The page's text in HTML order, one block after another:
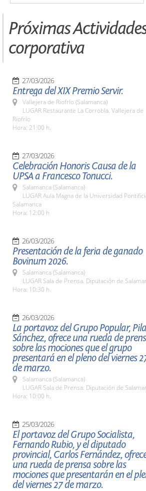
Próximas
corporativa
27/03/2026
Entrega del XIX Premio Servir.
Vallejera de Riofrío (Salamanca)
LUGAR Restaurante La Corrobla. Vallejera de
Riofrío
Hora: 21:00 h.
27/03/2026
Celebración Honoris Causa de la
UPSA a Francesco Tonucci.
Salamanca (Salamanca)
LUGAR Aula Magna de la Universidad
Salamanca
Hora: 12:00 h
26/03/2026
Presentación de la feria de ganado
Bovinum 2026.
Salamanca (Salamanca)
LUGAR Sala de Prensa. Diputación de
Hora: 10:30 h.
26/03/2026
La portavoz del Grupo Popular,
Sánchez, ofrece una rueda de
sobre las mociones que el grupo
presentará en el pleno del viernes
de marzo.
Salamanca (Salamanca)
LUGAR Sala de Prensa. Diputación de
Hora: 10:00 h.
25/03/2026
El portavoz del Grupo Socialista,
Fernando Rubio, y el diputado
provincial, Carlos Fernández,
una rueda de prensa sobre las
mociones que presentarán en el
del viernes 27 de marzo.